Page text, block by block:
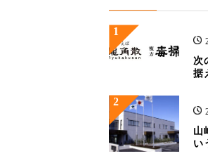
1
次
据
2
山
い